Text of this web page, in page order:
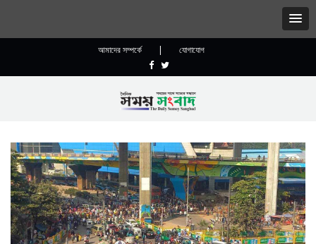
আমাদের সম্পর্কে | যোগাযোগ